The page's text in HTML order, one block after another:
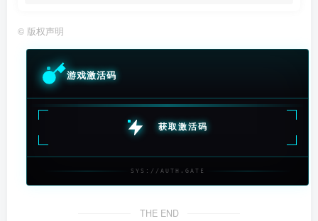
© 版权声明
游戏激活码
获取激活码
SYS://AUTH.GATE
THE END